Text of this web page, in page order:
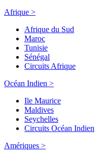
Afrique >
Afrique du Sud
Maroc
Tunisie
Sénégal
Circuits Afrique
Océan Indien >
Ile Maurice
Maldives
Seychelles
Circuits Océan Indien
Amériques >